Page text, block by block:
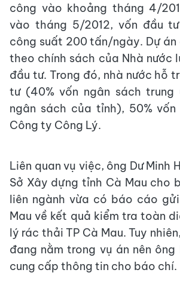
công vào khoảng tháng 4/
vào tháng 5/2012, vốn đầu
công suất 200 tấn/ngày. Dự án
theo chính sách của Nhà nước
đầu tư. Trong đó, nhà nước hỗ
tư (40% vốn ngân sách trung
ngân sách của tỉnh), 50%
Công ty Công Lý.
Liên quan vụ việc, ông Dư Minh
Sở Xây dựng tỉnh Cà Mau cho
liên ngành vừa có báo cáo
Mau về kết quả kiểm tra toàn
lý rác thải TP Cà Mau. Tuy
đang nằm trong vụ án nên ông
cung cấp thông tin cho báo chí.